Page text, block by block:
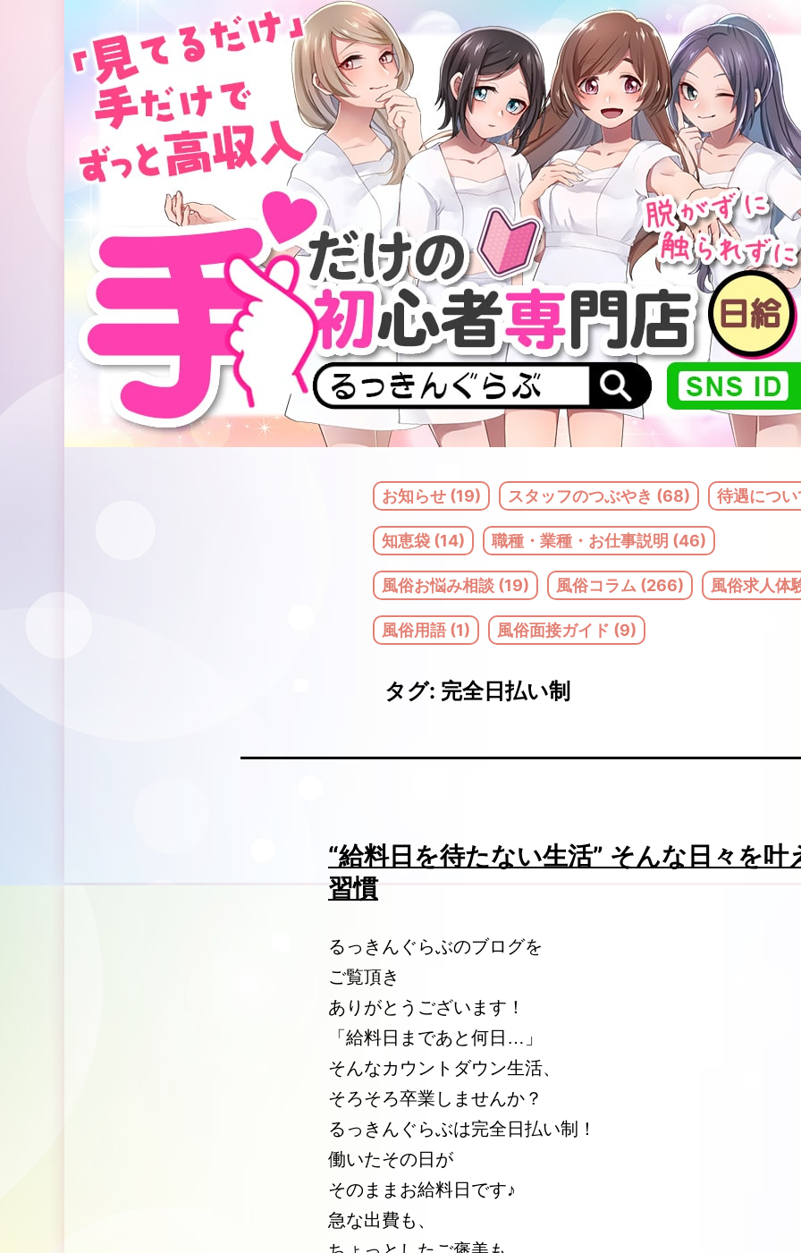
お知らせ (19) スタッフのつぶやき (68) 待遇につ
知恵袋 (14) 職種・業種・お仕事説明 (46)
風俗お悩み相談 (19) 風俗コラム (266) 風俗求人体
風俗用語 (1) 風俗面接ガイド (9)
タグ: 完全日払い制
“給料日を待たない生活” そんな日々を叶
習慣
るっきんぐらぶのブログを
ご覧頂き
ありがとうございます！
「給料日まであと何日…」
そんなカウントダウン生活、
そろそろ卒業しませんか？
るっきんぐらぶは完全日払い制！
働いたその日が
そのままお給料日です♪
急な出費も、